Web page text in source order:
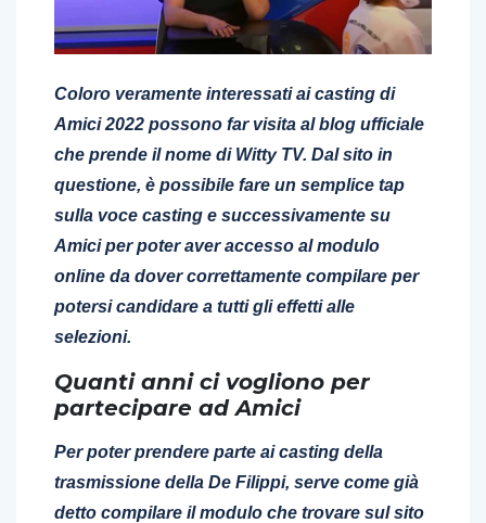
Coloro veramente interessati ai casting di
Amici 2022 possono far visita al blog ufficiale
che prende il nome di Witty TV. Dal sito in
questione, è possibile fare un semplice tap
sulla voce casting e successivamente su
Amici per poter aver accesso al modulo
online da dover correttamente compilare per
potersi candidare a tutti gli effetti alle
selezioni.
Quanti anni ci vogliono per
partecipare ad Amici
Per poter prendere parte ai casting della
trasmissione della De Filippi, serve come già
detto compilare il modulo che trovare sul sito